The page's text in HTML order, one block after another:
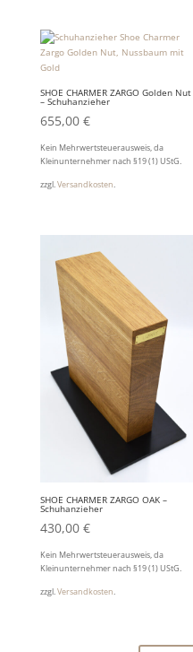
SHOE CHARMER ZARGO Golden Nut
– Schuhanzieher
655,00 €
Kein Mehrwertsteuerausweis, da
Kleinunternehmer nach §19 (1) UStG.
zzgl.Versandkosten.
SHOE CHARMER ZARGO OAK –
Schuhanzieher
430,00 €
Kein Mehrwertsteuerausweis, da
Kleinunternehmer nach §19 (1) UStG.
zzgl.Versandkosten.